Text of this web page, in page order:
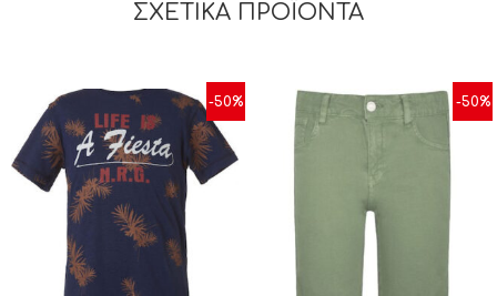
ΣΧΕΤΙΚΆ ΠΡΟΪΌΝΤΑ
-50% -50%